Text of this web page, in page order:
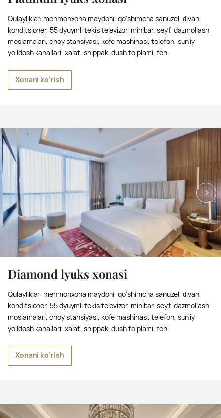
Qulayliklar: mehmonxona maydoni, qo‘shimcha sanuzel, divan,
konditsioner, 55 dyuymli tekis televizor, minibar, seyf, dazmollash
moslamalari, choy stansiyasi, kofe mashinasi, telefon, sun’iy
yo‘ldosh kanallari, xalat, shippak, dush to‘plami, fen.
Xonani ko‘rish
Diamond lyuks xonasi
Qulayliklar: mehmonxona maydoni, qo‘shimcha sanuzel, divan,
konditsioner, 55 dyuymli tekis televizor, minibar, seyf, dazmollash
moslamalari, choy stansiyasi, kofe mashinasi, telefon, sun’iy
yo‘ldosh kanallari, xalat, shippak, dush to‘plami, fen.
Xonani ko‘rish